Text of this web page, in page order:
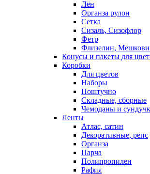
Лён
Органза рулон
Сетка
Сизаль, Сизофлор
Фетр
Флизелин,
Конусы и пакеты для
Коробки
Для цветов
Наборы
Поштучно
Складные, сборные
Чемоданы и
Ленты
Атлас, сатин
Декоративные, репс
Органза
Парча
Полипропилен
Рафия